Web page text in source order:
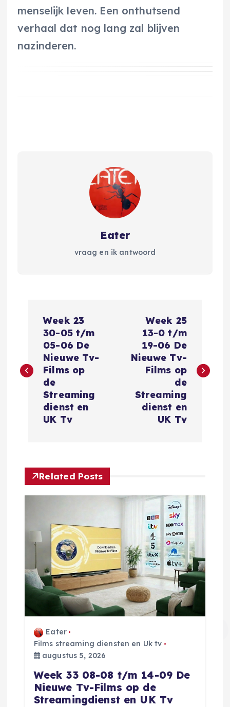
menselijk leven. Een onthutsend
verhaal dat nog lang zal blijven
nazinderen.
Eater
vraag en ik antwoord
r
t
n
v
g
a
Week 23
30-05 t/m
05-06 De
Nieuwe Tv-
Films op
de
Streaming
dienst en
UK Tv
Week 25
13-0 t/m
19-06 De
Nieuwe Tv-
Films op
de
Streaming
dienst en
UK Tv
Related Posts
Eater
Films streaming diensten en Uk tv
augustus 5, 2026
Week 33 08-08 t/m 14-09 De
Nieuwe Tv-Films op de
Streamingdienst en UK Tv